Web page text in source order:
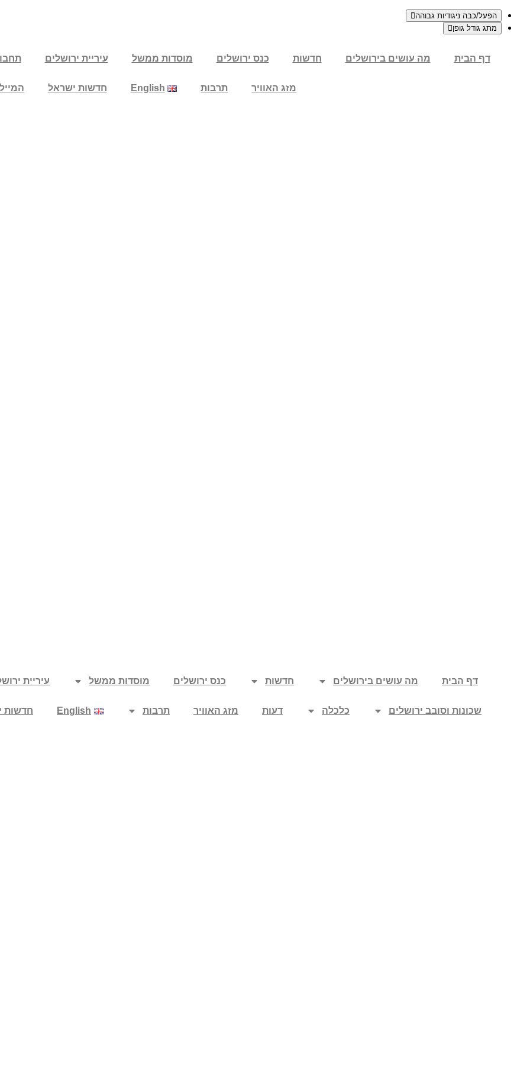
הפעל/כבה ניגודיות גבוהה
מתג גודל גופן
דף הבית מה עושים בירושלים חדשות כנס ירושלים מוסדות ממשל עיריית ירושלים
מזג האוויר תרבות English חדשות ישראל
דף הבית מה עושים בירושלים חדשות כנס ירושלים מוסדות ממשל עיריית
שכונות וסובב ירושלים כלכלה דעות מזג האוויר תרבות English חדשות